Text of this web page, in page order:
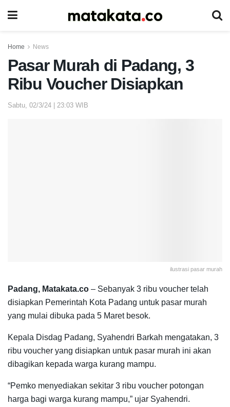
Home News
Pasar Murah di Padang, 3
Ribu Voucher Disiapkan
Sabtu, 02/3/24 | 23:03 WIB
ilustrasi pasar murah
Padang, Matakata.co – Sebanyak 3 ribu voucher telah
disiapkan Pemerintah Kota Padang untuk pasar murah
yang mulai dibuka pada 5 Maret besok.
Kepala Disdag Padang, Syahendri Barkah mengatakan, 3
ribu voucher yang disiapkan untuk pasar murah ini akan
dibagikan kepada warga kurang mampu.
“Pemko menyediakan sekitar 3 ribu voucher potongan
harga bagi warga kurang mampu,” ujar Syahendri.